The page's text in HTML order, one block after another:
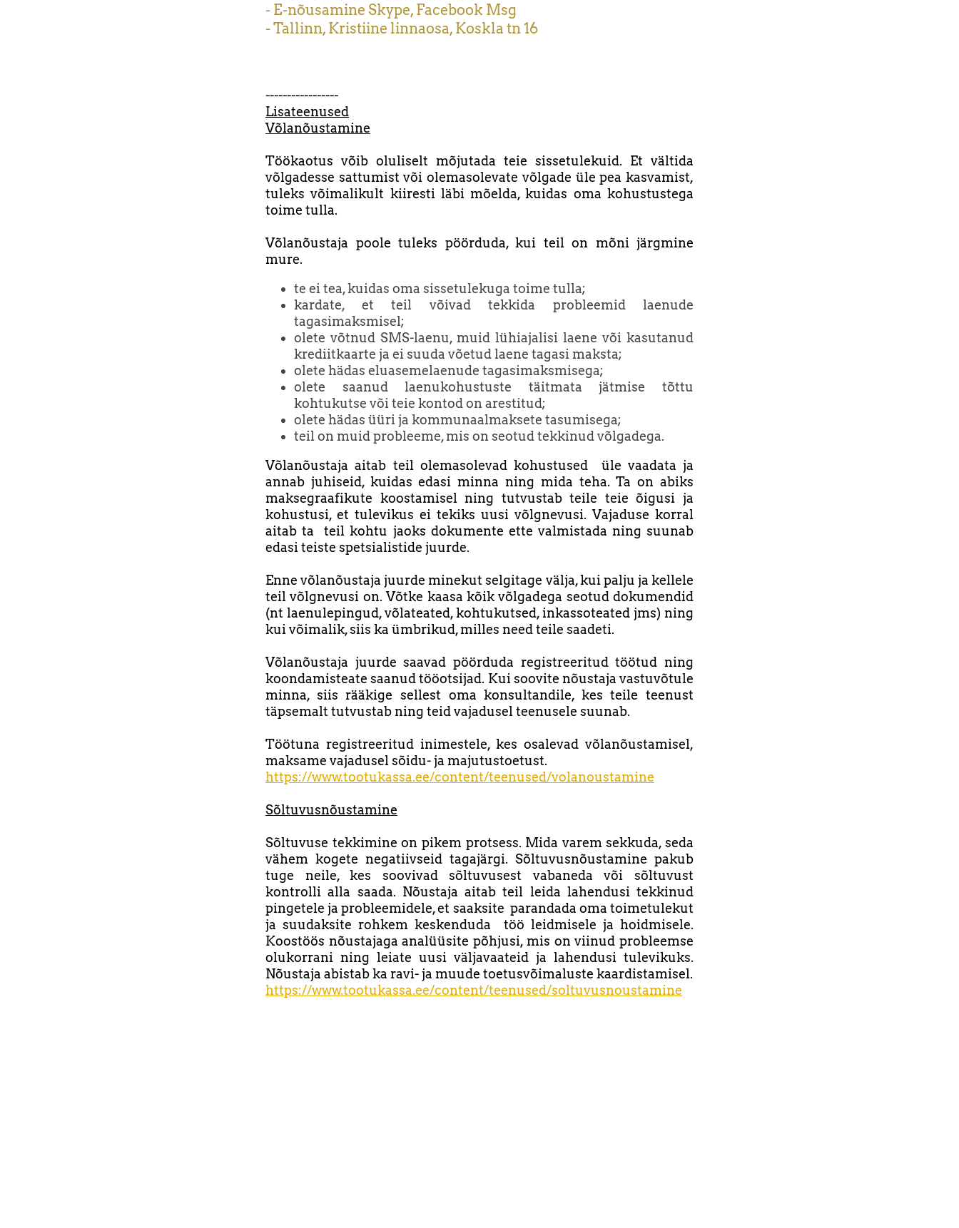
- E-nõusamine Skype, Facebook Msg
-Tallinn, Kristiine linnaosa, Koskla tn 16
-----------------
Lisateenused
Võlanõustamine
Töökaotus võib oluliselt mõjutada teie sissetulekuid. Et vältida
võlgadesse sattumist või olemasolevate võlgade üle pea kasvamist,
tuleks võimalikult kiiresti läbi mõelda, kuidas oma kohustustega
toime tulla.
Võlanõustaja poole tuleks pöörduda, kui teil on mõni järgmine
mure.
te ei tea, kuidas oma sissetulekuga toime tulla;
kardate, et teil võivad tekkida probleemid laenude
tagasimaksmisel;
olete võtnud SMS-laenu, muid lühiajalisi laene või kasutanud
krediitkaarte ja ei suuda võetud laene tagasi maksta;
olete hädas eluasemelaenude tagasimaksmisega;
olete saanud laenukohustuste täitmata jätmise tõttu
kohtukutse või teie kontod on arestitud;
olete hädas üüri ja kommunaalmaksete tasumisega;
teil on muid probleeme, mis on seotud tekkinud võlgadega.
Võlanõustaja aitab teil olemasolevad kohustused üle vaadata ja
annab juhiseid, kuidas edasi minna ning mida teha. Ta on abiks
maksegraafikute koostamisel ning tutvustab teile teie õigusi ja
kohustusi, et tulevikus ei tekiks uusi võlgnevusi. Vajaduse korral
aitab ta teil kohtu jaoks dokumente ette valmistada ning suunab
edasi teiste spetsialistide juurde.
Enne võlanõustaja juurde minekut selgitage välja, kui palju ja kellele
teil võlgnevusi on. Võtke kaasa kõik võlgadega seotud dokumendid
(nt laenulepingud, võlateated, kohtukutsed, inkassoteated jms) ning
kui võimalik, siis ka ümbrikud, milles need teile saadeti.
Võlanõustaja juurde saavad pöörduda registreeritud töötud ning
koondamisteate saanud tööotsijad. Kui soovite nõustaja vastuvõtule
minna, siis rääkige sellest oma konsultandile, kes teile teenust
täpsemalt tutvustab ning teid vajadusel teenusele suunab.
Töötuna registreeritud inimestele, kes osalevad võlanõustamisel,
maksame vajadusel sõidu- ja majutustoetust.
https://www.tootukassa.ee/content/teenused/volanoustamine
Sõltuvusnõustamine
Sõltuvuse tekkimine on pikem protsess. Mida varem sekkuda, seda
vähem kogete negatiivseid tagajärgi. Sõltuvusnõustamine pakub
tuge neile, kes soovivad sõltuvusest vabaneda või sõltuvust
kontrolli alla saada. Nõustaja aitab teil leida lahendusi tekkinud
pingetele ja probleemidele, et saaksite parandada oma toimetulekut
ja suudaksite rohkem keskenduda töö leidmisele ja hoidmisele.
Koostöös nõustajaga analüüsite põhjusi, mis on viinud probleemse
olukorrani ning leiate uusi väljavaateid ja lahendusi tulevikuks.
Nõustaja abistab ka ravi- ja muude toetusvõimaluste kaardistamisel.
https://www.tootukassa.ee/content/teenused/soltuvusnoustamine